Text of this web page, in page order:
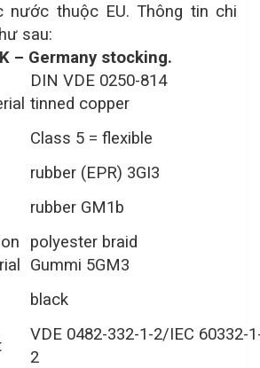
nước thuộc EU. Thông tin chi
sau:
– Germany stocking.
DIN VDE 0250-814
tinned copper
Class 5 = flexible
rubber (EPR) 3GI3
rubber GM1b
polyester braid
Gummi 5GM3
black
VDE 0482-332-1-2/IEC 60332-
2